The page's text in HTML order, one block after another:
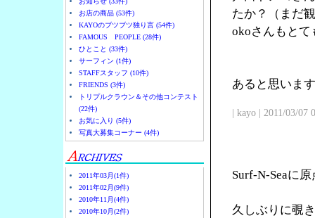
お店の商品 (53件)
KAYOのブツブツ独り言 (54件)
FAMOUS PEOPLE (28件)
ひとこと (33件)
サーフィン (1件)
STAFFスタッフ (10件)
FRIENDS (3件)
トリプルクラウン＆その他コンテスト
(22件)
お気に入り (5件)
写真大募集コーナー (4件)
2011年03月(1件)
2011年02月(9件)
2010年11月(4件)
2010年10月(2件)
たか？（まだ
okoさんもとて
あると思いま
| kayo | 2011/03/07
Surf-N-Seaに
久しぶりに覗